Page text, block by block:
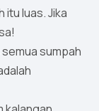
itu luas. Jika
sumpah